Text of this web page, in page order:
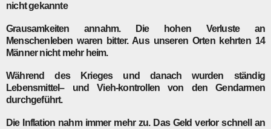
nicht gekannte
Grausamkeiten annahm. Die hohen Verluste an
Menschenleben waren bitter. Aus unseren Orten kehrten 14
Männer nicht mehr heim.
Während des Krieges und danach wurden ständig
Lebensmittel– und Vieh-kontrollen von den Gendarmen
durchgeführt.
Die Inflation nahm immer mehr zu. Das Geld verlor schnell an